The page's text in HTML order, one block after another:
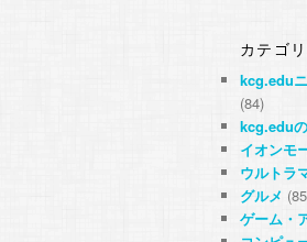
カテゴ
kcg.edu
(84)
kcg.edu
イオンモ
ウルトラ
グルメ
ゲーム・